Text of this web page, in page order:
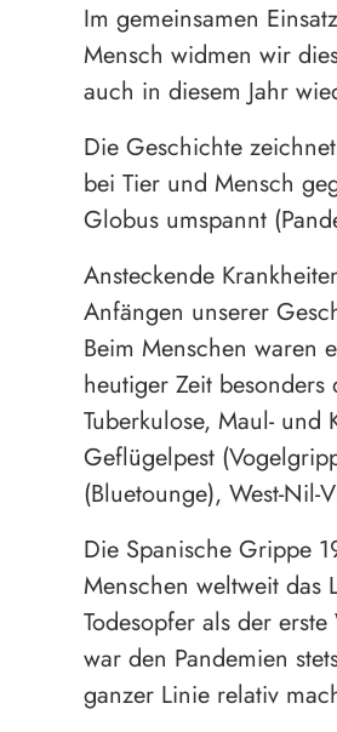
Im gemeinsamen
Mensch widmen wir
auch in diesem Jahr
Die Geschichte
bei Tier und Mensch
Globus umspannt
Ansteckende
Anfängen unserer
Beim Menschen waren
heutiger Zeit
Tuberkulose, Maul- und
Geflügelpest
(Bluetounge), West-Nil-
Die Spanische Grippe
Menschen weltweit das
Todesopfer als der
war den Pandemien
ganzer Linie relativ